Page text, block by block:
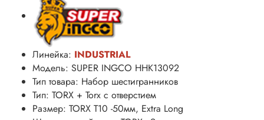
Линейка: INDUSTRIAL
Модель: SUPER INGCO HHK13092
Тип товара: Набор шестигранников
Тип: TORX + Torx с отверстием
Размер: TORX T10 -50мм, Extra Long